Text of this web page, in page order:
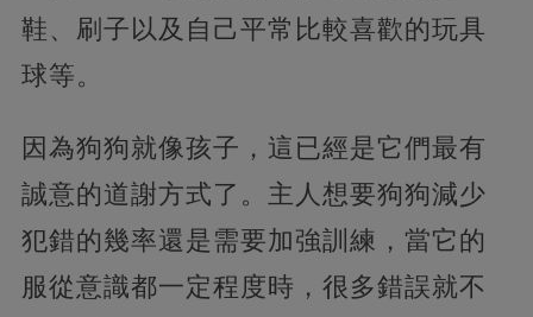
鞋、刷子以及自己平常比較喜歡的玩具
球等。
因為狗狗就像孩子，這已經是它們最有
誠意的道謝方式了。主人想要狗狗減少
犯錯的幾率還是需要加強訓練，當它的
服從意識都一定程度時，很多錯誤就不